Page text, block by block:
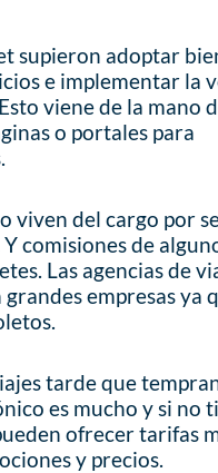
supieron adoptar
e implementar la
viene de la mano
o portales para
viven del cargo por
comisiones de
Las agencias de
empresas ya
tarde que
es mucho y si no
ofrecer tarifas
y precios.